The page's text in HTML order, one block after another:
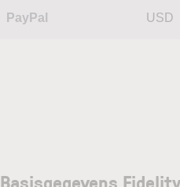
PayPal USD
Basisgegevens